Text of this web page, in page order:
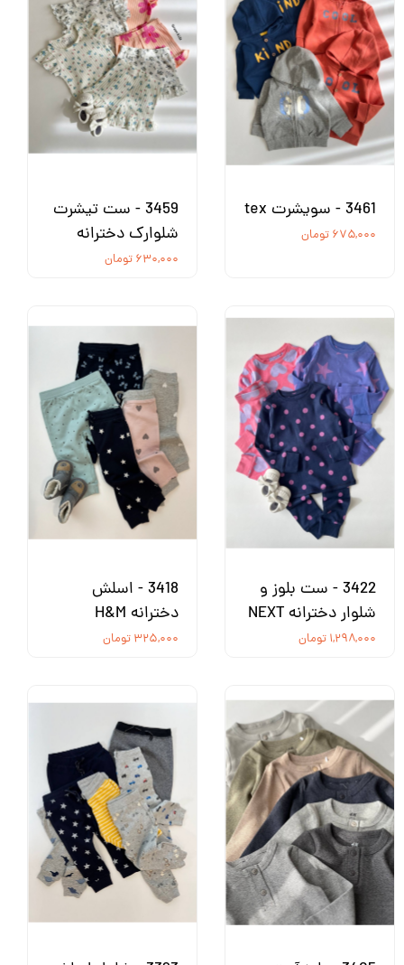
3461 - سویشرت tex
۶۷۵,۰۰۰ تومان
3459 - ست تیشرت
شلوارک دخترانه
۶۳۰,۰۰۰ تومان
3422 - ست بلوز و
شلوار دخترانه NEXT
۱,۲۹۸,۰۰۰ تومان
3418 - اسلش
دخترانه H&M
۳۲۵,۰۰۰ تومان